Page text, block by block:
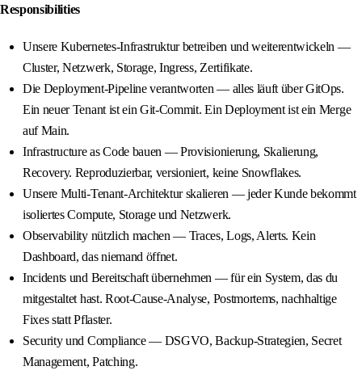
Responsibilities
Unsere Kubernetes-Infrastruktur betreiben und weiterentwickeln —
Cluster, Netzwerk, Storage, Ingress, Zertifikate.
Die Deployment-Pipeline verantworten — alles läuft über GitOps.
Ein neuer Tenant ist ein Git-Commit. Ein Deployment ist ein Merge
auf Main.
Infrastructure as Code bauen — Provisionierung, Skalierung,
Recovery. Reproduzierbar, versioniert, keine Snowflakes.
Unsere Multi-Tenant-Architektur skalieren — jeder Kunde bekommt
isoliertes Compute, Storage und Netzwerk.
Observability nützlich machen — Traces, Logs, Alerts. Kein
Dashboard, das niemand öffnet.
Incidents und Bereitschaft übernehmen — für ein System, das du
mitgestaltet hast. Root-Cause-Analyse, Postmortems, nachhaltige
Fixes statt Pflaster.
Security und Compliance — DSGVO, Backup-Strategien, Secret
Management, Patching.